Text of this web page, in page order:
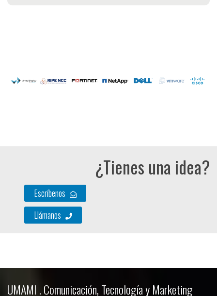
¿Tienes una idea?
Escríbenos
Llámanos
UMAMI . Comunicación, Tecnología y Marketing